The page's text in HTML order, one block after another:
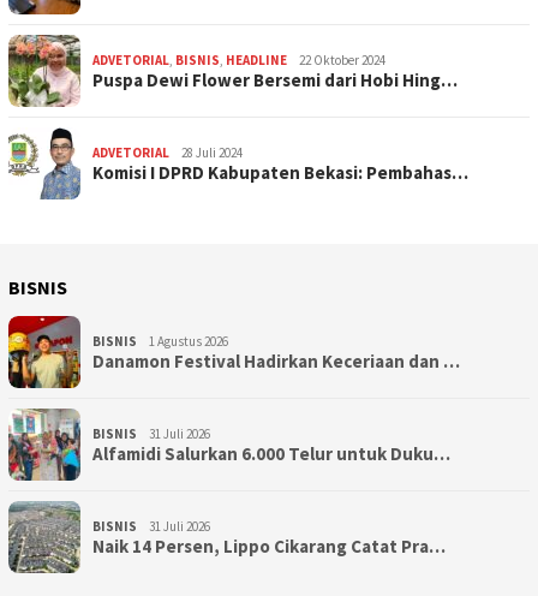
ADVETORIAL BISNIS HEADLINE 22 Oktober 2024
Puspa Dewi Flower Bersemi dari Hobi Hing…
ADVETORIAL 28 Juli 2024
Komisi I DPRD Kabupaten Bekasi: Pembahas…
BISNIS
BISNIS 1 Agustus 2026
Danamon Festival Hadirkan Keceriaan dan …
BISNIS 31 Juli 2026
Alfamidi Salurkan 6.000 Telur untuk Duku…
BISNIS 31 Juli 2026
Naik 14 Persen, Lippo Cikarang Catat Pra…